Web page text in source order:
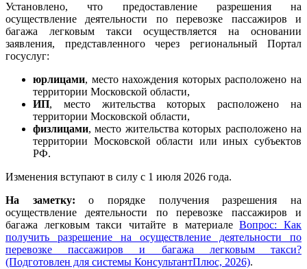
Установлено, что предоставление разрешения на
осуществление деятельности по перевозке пассажиров и
багажа легковым такси осуществляется на основании
заявления, представленного через региональный Портал
госуслуг:
юрлицами, место нахождения которых расположено на
территории Московской области,
ИП, место жительства которых расположено на
территории Московской области,
физлицами, место жительства которых расположено на
территории Московской области или иных субъектов
РФ.
Изменения вступают в силу с 1 июля 2026 года.
На заметку: о порядке получения разрешения на
осуществление деятельности по перевозке пассажиров и
багажа легковым такси читайте в материалеВопрос: Как
получить разрешение на осуществление деятельности по
перевозке пассажиров и багажа легковым такси?
(Подготовлен для системы КонсультантПлюс, 2026).